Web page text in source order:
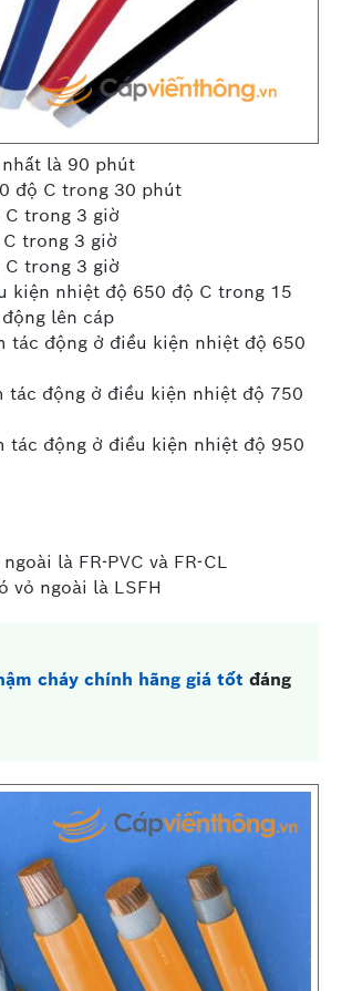
là 90 phút
độ C trong 30 phút
C trong 3 giờ
trong 3 giờ
C trong 3 giờ
kiện nhiệt độ 650 độ C trong 15
lên cáp
tác động ở điều kiện nhiệt độ 650
tác động ở điều kiện nhiệt độ 750
tác động ở điều kiện nhiệt độ 950
là FR-PVC và FR-CL
vỏ ngoài là LSFH
cháy chính hãng giá tốt đáng